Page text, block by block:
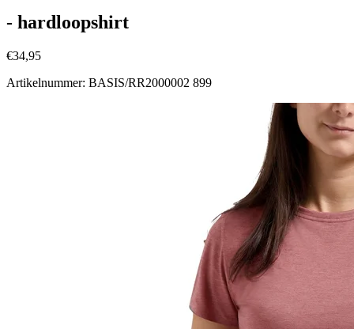
- hardloopshirt
€34,95
Artikelnummer: BASIS/RR2000002 899